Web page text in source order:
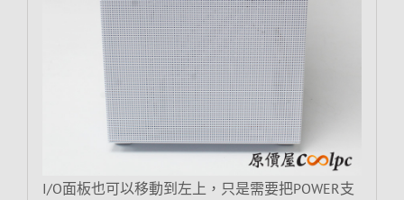
I/O面板也可以移動到左上，只是需要把POWER支